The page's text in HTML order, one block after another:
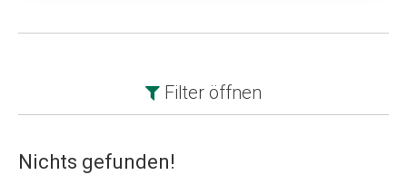
Filter öffnen
Nichts gefunden!